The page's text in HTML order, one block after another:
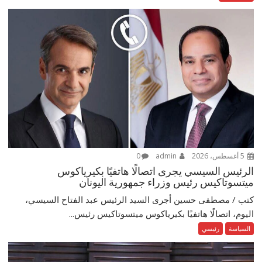
0
الرئيس السيسي يجرى اتصالًا هاتفيًا بكيرياكوس
ميتسوتاكيس رئيس وزراء جمهورية اليونان
كتب / مصطفى حسين أجرى السيد الرئيس عبد الفتاح السيسي،
اليوم، اتصالًا هاتفيًا بكيرياكوس ميتسوتاكيس رئيس...
السياسة رئيسي